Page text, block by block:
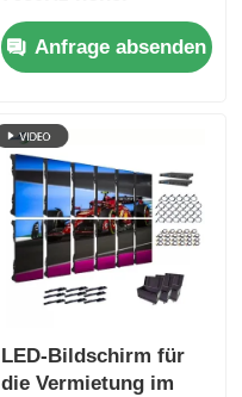
Erfrischungsrate und
Dual Power & Signal
Backup für
Anfrage absenden
LED-Bildschirm für
die Vermietung im